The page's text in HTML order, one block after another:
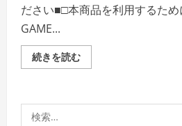
ださい■□本商品を利用するた
GAME...
続きを読む＜
DLC
2